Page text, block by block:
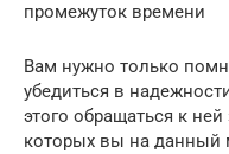
промежуток времени
Вам нужно только
убедиться в
этого обращаться к
которых вы на данный